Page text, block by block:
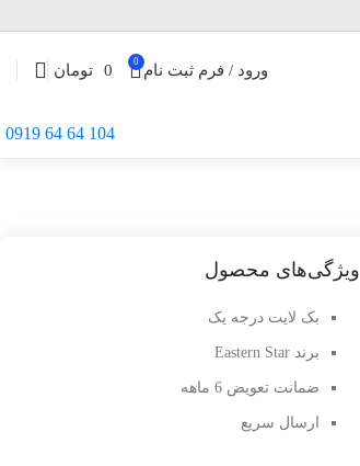
ورود / فرم ثبت نام 0
0 تومان
104 64 64 0919
ویژگی‌های محصول
بک لایت درجه یک
برند Eastern Star
ضمانت تعویض 6 ماهه
ارسال سریع